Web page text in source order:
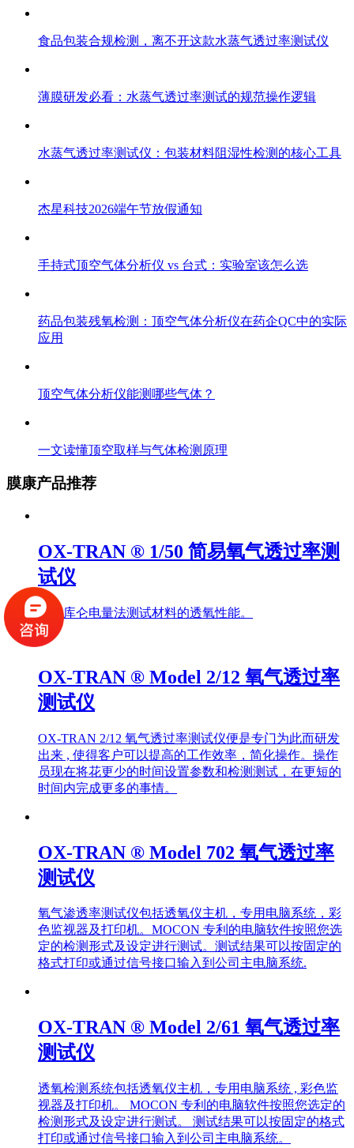
食品包装合规检测，离不开这款水蒸气透过率测试仪
薄膜研发必看：水蒸气透过率测试的规范操作逻辑
水蒸气透过率测试仪：包装材料阻湿性检测的核心工具
杰星科技2026端午节放假通知
手持式顶空气体分析仪 vs 台式：实验室该怎么选
药品包装残氧检测：顶空气体分析仪在药企QC中的实际
应用
顶空气体分析仪能测哪些气体？
一文读懂顶空取样与气体检测原理
膜康产品推荐
OX-TRAN ® 1/50 简易氧气透过率测
试仪
采用库仑电量法测试材料的透氧性能。
OX-TRAN ® Model 2/12 氧气透过率
测试仪
OX-TRAN 2/12 氧气透过率测试仪便是专门为此而研发
出来 , 使得客户可以提高的工作效率，简化操作。操作
员现在将花更少的时间设置参数和检测测试，在更短的
时间内完成更多的事情。
OX-TRAN ® Model 702 氧气透过率
测试仪
氧气渗透率测试仪包括透氧仪主机，专用电脑系统，彩
色监视器及打印机。MOCON 专利的电脑软件按照您选
定的检测形式及设定进行测试。测试结果可以按固定的
格式打印或通过信号接口输入到公司主电脑系统.
OX-TRAN ® Model 2/61 氧气透过率
测试仪
透氧检测系统包括透氧仪主机，专用电脑系统 , 彩色监
视器及打印机。 MOCON 专利的电脑软件按照您选定的
检测形式及设定进行测试。 测试结果可以按固定的格式
打印或通过信号接口输入到公司主电脑系统。